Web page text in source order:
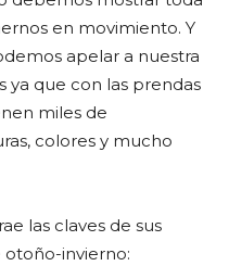
en movimiento. Y
apelar a nuestra
ya que con las prendas
miles de
colores y mucho
las claves de sus
otoño-invierno: